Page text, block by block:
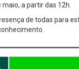
a partir das 12h.
de todas para